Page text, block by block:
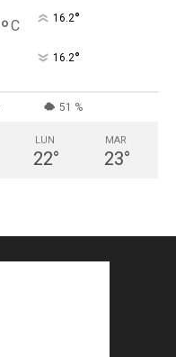
°C 16.2°
16.2°
51 %
LUN
22°
MAR
23°